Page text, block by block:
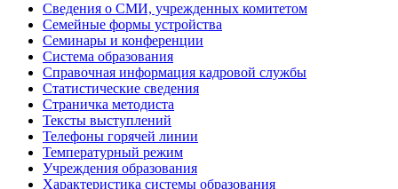
Сведения о СМИ, учрежденных комитетом
Семейные формы устройства
Семинары и конференции
Система образования
Справочная информация кадровой службы
Статистические сведения
Страничка методиста
Тексты выступлений
Телефоны горячей линии
Температурный режим
Учреждения образования
Характеристика системы образования